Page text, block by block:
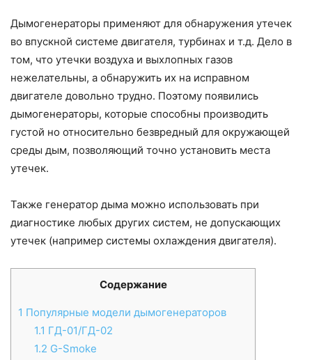
Дымогенераторы применяют для обнаружения утечек
во впускной системе двигателя, турбинах и т.д. Дело в
том, что утечки воздуха и выхлопных газов
нежелательны, а обнаружить их на исправном
двигателе довольно трудно. Поэтому появились
дымогенераторы, которые способны производить
густой но относительно безвредный для окружающей
среды дым, позволяющий точно установить места
утечек.
Также генератор дыма можно использовать при
диагностике любых других систем, не допускающих
утечек (например системы охлаждения двигателя).
Содержание
1 Популярные модели дымогенераторов
1.1 ГД-01/ГД-02
1.2 G-Smoke